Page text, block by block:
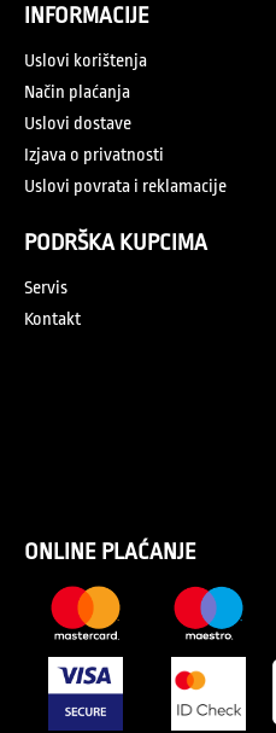
INFORMACIJE
Uslovi korištenja
Način plaćanja
Uslovi dostave
Izjava o privatnosti
Uslovi povrata i reklamacije
PODRŠKA KUPCIMA
Servis
Kontakt
ONLINE PLAĆANJE